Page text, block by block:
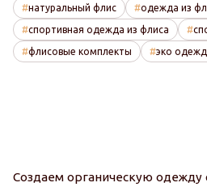
натуральный флис одежда из
спортивная одежда из флиса
флисовые комплекты эко
Создаем органическую одежду